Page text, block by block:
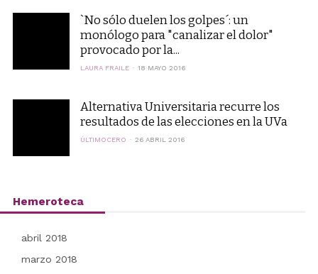
`No sólo duelen los golpes´: un
monólogo para "canalizar el dolor"
provocado por la...
LAURA FRAILE 18 MAYO 2016
Alternativa Universitaria recurre los
resultados de las elecciones en la UVa
ÚLTIMOCERO 26 ABRIL 2016
Hemeroteca
abril 2018
marzo 2018